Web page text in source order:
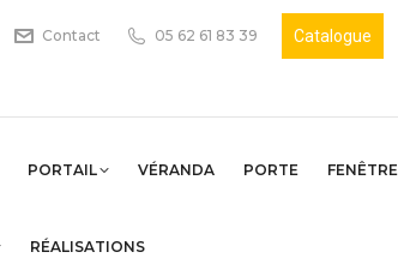
Contact 05 62 61 83 39 Catalogue
PORTAIL VÉRANDA PORTE FENÊTRE
RÉALISATIONS